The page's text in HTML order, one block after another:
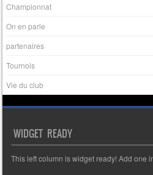
Championnat
On en parle
partenaires
Tournois
Vie du club
WIDGET READY
This left column is widget ready! Add one